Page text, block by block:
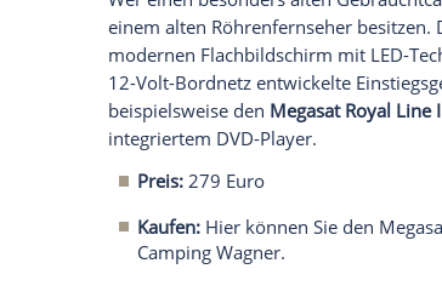
Ich bin damit einverstanden, dass mir
Daten an Drittplattformen
Auch ein einzelnes,mobiles
liefern. DasFritz Berger
Verbindungskabel mit
einspeisen. Damit stellen Sie
vom Landstrom auf dem
Preis:
299 Euro